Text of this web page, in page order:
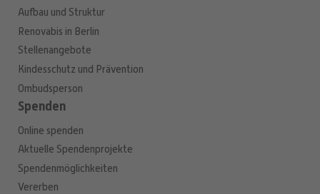
Aufbau und Struktur
Renovabis in Berlin
Stellenangebote
Kindesschutz und Prävention
Ombudsperson
Spenden
Online spenden
Aktuelle Spendenprojekte
Spendenmöglichkeiten
Vererben